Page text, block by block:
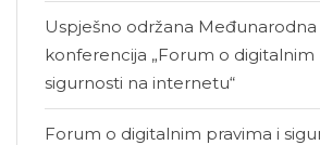
Uspješno održana Međunarodna
konferencija „Forum o digitalnim
sigurnosti na internetu“
Forum o digitalnim pravima i